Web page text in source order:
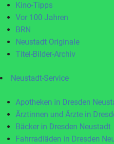
Kino-Tipps
Vor 100 Jahren
BRN
Neustadt Originale
Titel-Bilder-Archiv
Neustadt-Service
Apotheken in Dresden
Ärztinnen und Ärzte in
Bäcker in Dresden Neustadt
Fahrradläden in Dresden